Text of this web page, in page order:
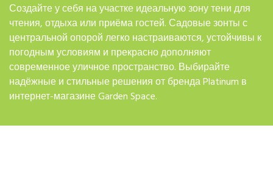
Создайте у себя на участке идеальную зону тени для
чтения, отдыха или приёма гостей. Садовые зонты с
центральной опорой легко настраиваются, устойчивы к
погодным условиям и прекрасно дополняют
современное уличное пространство. Выбирайте
надёжные и стильные решения от бренда Platinum в
интернет-магазине Garden Space.